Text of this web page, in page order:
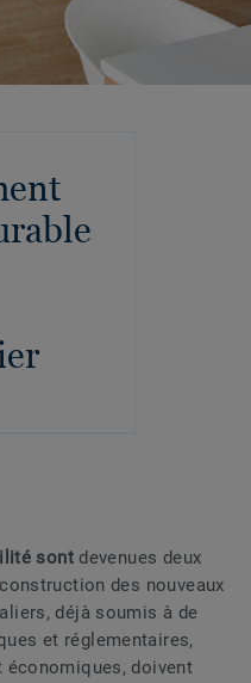
sontdevenues deux
des nouveaux
déjà soumis à de
et réglementaires,
économiques, doivent